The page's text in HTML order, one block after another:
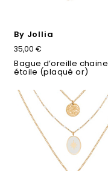
By Jollia
35,00 €
Bague d’oreille chaine
étoile (plaqué or)